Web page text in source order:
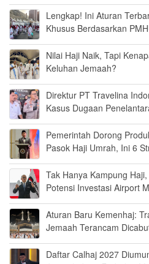
Lengkap! Ini Aturan
Khusus Berdasarkan
Nilai Haji Naik, Tapi
Keluhan Jemaah?
Direktur PT Travelina
Kasus Dugaan
Pemerintah Dorong
Pasok Haji Umrah, Ini 6
Disiapkan
Tak Hanya Kampung
Potensi Investasi Airport
Aturan Baru Kemenhaj:
Jemaah Terancam
Daftar Calhaj 2027